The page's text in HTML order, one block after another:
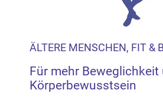
ÄLTERE MENSCHEN, FIT &
Für mehr Beweglichkeit
Körperbewusstsein